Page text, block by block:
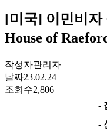
[미국] 이민비자
House of
작성자관리자
날짜23.02.24
조회수2,806
-
-